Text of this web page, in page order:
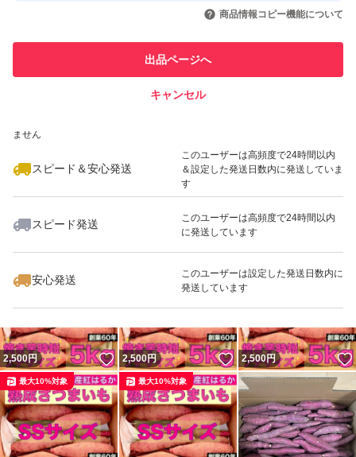
引を完了させた実績があります
での取引実績があります
ません
スピード＆安心発送
このユーザーは高頻度で24時間以内
＆設定した発送日数内に発送していま
す
スピード発送
このユーザーは高頻度で24時間以内
に発送しています
安心発送
このユーザーは設定した発送日数内に
発送しています
商品情報コピー機能について
出品ページへ
キャンセル
いいね！
2,500
2,500円 いいね！
2,500円 いいね！
2,500円
最大10%対象 最大10%対象